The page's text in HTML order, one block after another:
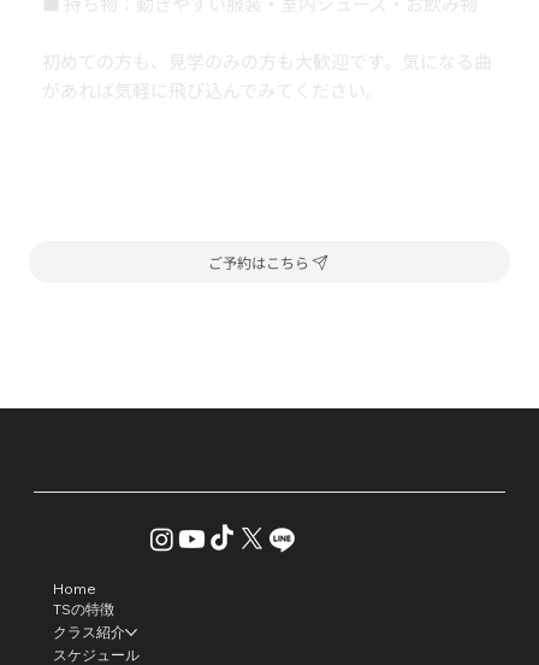
初めての方も、見学のみの方も大歓迎です。気になる曲
があれば気軽に飛び込んでみてください。
ご予約はこちら
Home
TSの特徴
クラス紹介
スケジュール